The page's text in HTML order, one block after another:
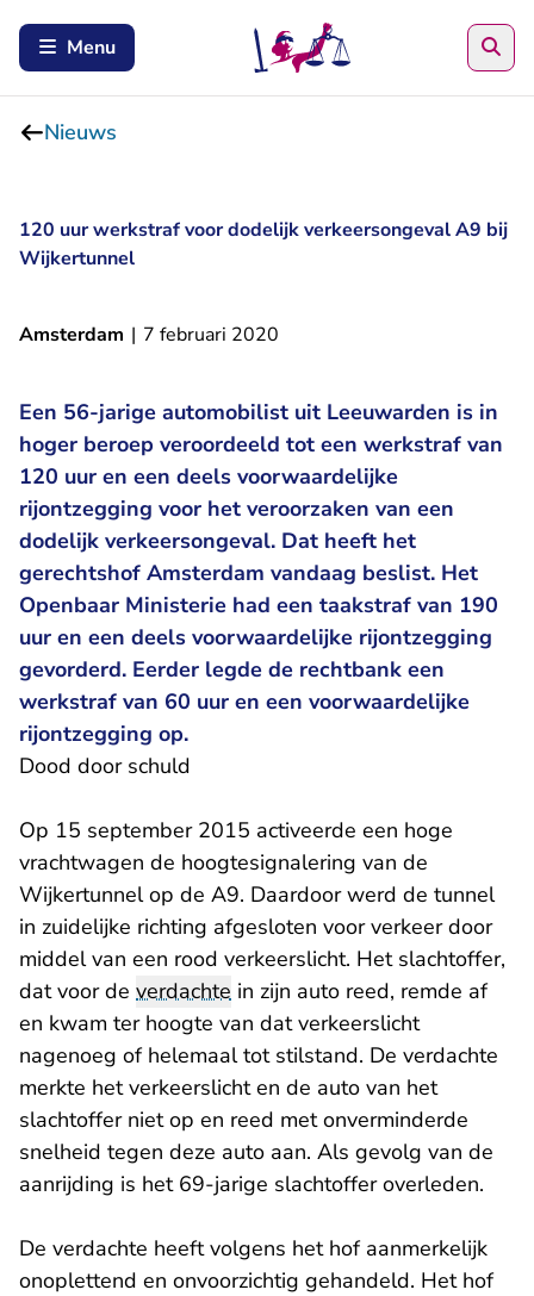
Menu
Nieuws
120 uur werkstraf voor dodelijk verkeersongeval A9 bij
Wijkertunnel
Amsterdam | 7 februari 2020
Een 56-jarige automobilist uit Leeuwarden is in
hoger beroep veroordeeld tot een werkstraf van
120 uur en een deels voorwaardelijke
rijontzegging voor het veroorzaken van een
dodelijk verkeersongeval. Dat heeft het
gerechtshof Amsterdam vandaag beslist. Het
Openbaar Ministerie had een taakstraf van 190
uur en een deels voorwaardelijke rijontzegging
gevorderd. Eerder legde de rechtbank een
werkstraf van 60 uur en een voorwaardelijke
rijontzegging op.
Dood door schuld
Op 15 september 2015 activeerde een hoge
vrachtwagen de hoogtesignalering van de
Wijkertunnel op de A9. Daardoor werd de tunnel
in zuidelijke richting afgesloten voor verkeer door
middel van een rood verkeerslicht. Het slachtoffer,
dat voor de verdachte in zijn auto reed, remde af
en kwam ter hoogte van dat verkeerslicht
nagenoeg of helemaal tot stilstand. De verdachte
merkte het verkeerslicht en de auto van het
slachtoffer niet op en reed met onverminderde
snelheid tegen deze auto aan. Als gevolg van de
aanrijding is het 69-jarige slachtoffer overleden.
De verdachte heeft volgens het hof aanmerkelijk
onoplettend en onvoorzichtig gehandeld. Het hof